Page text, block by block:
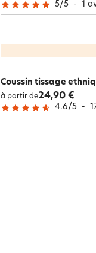
5/5 - 1
Coussin tissage
à partir de24,90 €
4.6/5 -